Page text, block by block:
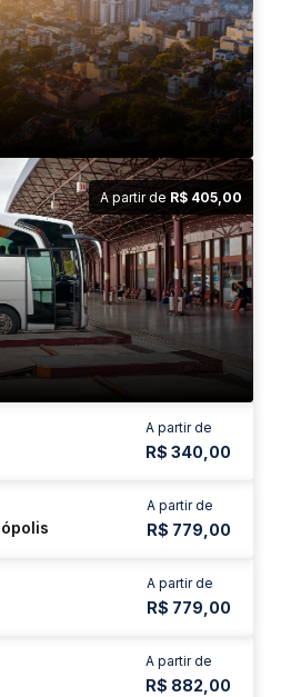
A partir de R$ 405,00
A partir de
R$ 340,00
A partir de
R$ 779,00
A partir de
R$ 779,00
A partir de
R$ 882,00